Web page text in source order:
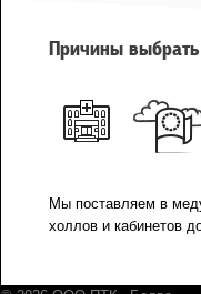
Причины
Мы поставляем в
холлов и кабинетов